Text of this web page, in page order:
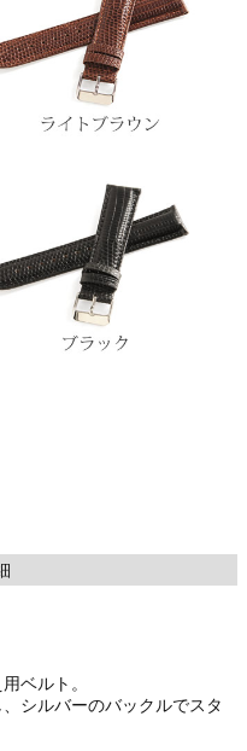
ベルト。
シルバーのバックルでスタ